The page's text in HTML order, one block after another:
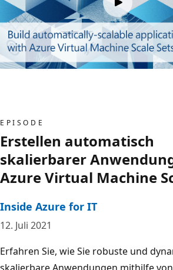
EPISODE
Erstellen automatisch
skalierbarer
Azure Virtual Machine
Inside Azure for IT
12. Juli 2021
Erfahren Sie, wie Sie robuste und
skalierbare Anwendungen mithilfe